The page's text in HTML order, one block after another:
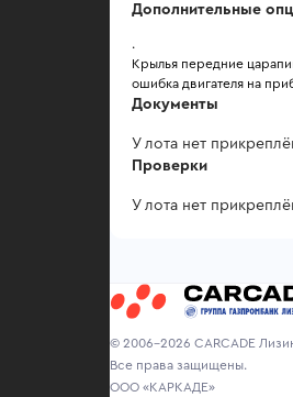
Дополнительные
.
Крылья передние
ошибка двигателя на
Документы
У лота нет
Проверки
У лота нет
© 2006-2026 CARCADE
Все права защищены.
ООО «КАРКАДЕ»